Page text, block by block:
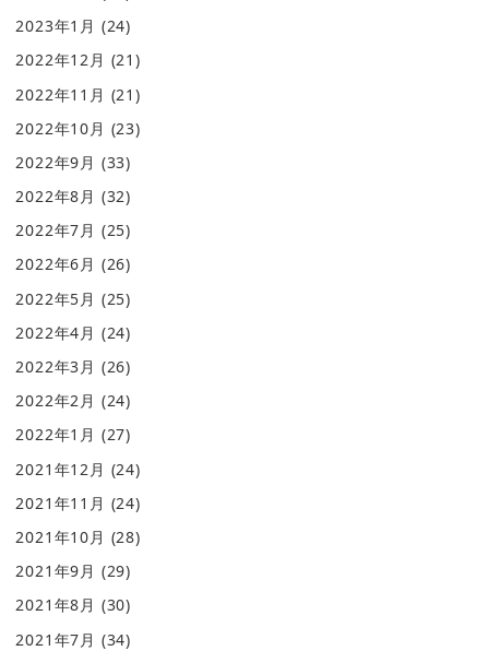
2023年1月 (24)
2022年12月 (21)
2022年11月 (21)
2022年10月 (23)
2022年9月 (33)
2022年8月 (32)
2022年7月 (25)
2022年6月 (26)
2022年5月 (25)
2022年4月 (24)
2022年3月 (26)
2022年2月 (24)
2022年1月 (27)
2021年12月 (24)
2021年11月 (24)
2021年10月 (28)
2021年9月 (29)
2021年8月 (30)
2021年7月 (34)